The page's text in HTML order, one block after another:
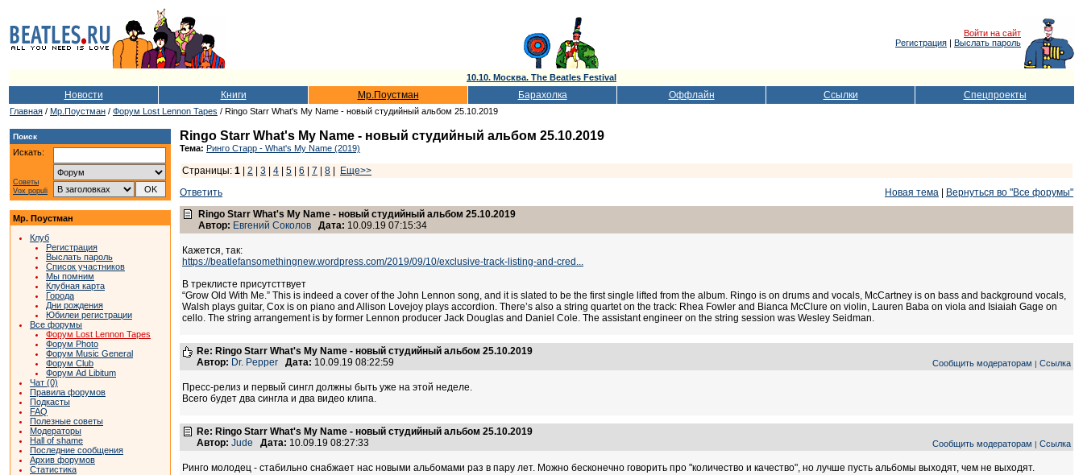
Войти на сайт
Регистрация | Выслать пароль
10.10. Москва. The Beatles Festival
Новости Книги Мр.Поустман Барахолка Оффлайн Ссылки Спецпроекты
Главная / Мр.Поустман / Форум Lost Lennon Tapes / Ringo Starr What's My Name - новый студийный альбом 25.10.2019
Поиск
Искать:
Советы
Vox populi
Мр. Поустман
Клуб
Регистрация
Выслать пароль
Список участников
Мы помним
Клубная карта
Города
Дни рождения
Юбилеи регистрации
Все форумы
Форум Lost Lennon Tapes
Форум Photo
Форум Music General
Форум Club
Форум Ad Libitum
Чат (0)
Правила форумов
Подкасты
FAQ
Полезные советы
Модераторы
Hall of shame
Последние сообщения
Архив форумов
Статистика
Ringo Starr What's My Name - новый студийный альбом 25.10.2019
Тема: Ринго Старр - What's My Name (2019)
Страницы: 1 2 3 4 5 6 7 8
Еще>>
Ответить
Новая тема
Вернуться во "Все форумы"
Ringo Starr What's My Name - новый студийный альбом 25.10.2019
Автор: Евгений Соколов Дата: 10.09.19 07:15:34
Кажется, так:
https://beatlefansomethingnew.wordpress.com/2019/09/10/exclusive-track-listing-and-cred...
В треклисте присутсттвует
“Grow Old With Me.” This is indeed a cover of the John Lennon song, and it is slated to be the first single lifted from the album. Ringo is on drums and vocals, McCartney is on bass and background vocals,
Walsh plays guitar, Cox is on piano and Allison Lovejoy plays accordion. There’s also a string quartet on the track: Rhea Fowler and Bianca McClure on violin, Lauren Baba on viola and Isiaiah Gage on
cello. The string arrangement is by former Lennon producer Jack Douglas and Daniel Cole. The assistant engineer on the string session was Wesley Seidman.
Re: Ringo Starr What's My Name - новый студийный альбом 25.10.2019
Автор: Dr. Pepper Дата: 10.09.19 08:22:59 Сообщить модераторам | Ссылка
Пресс-релиз и первый сингл должны быть уже на этой неделе.
Всего будет два сингла и два видео клипа.
Re: Ringo Starr What's My Name - новый студийный альбом 25.10.2019
Автор: Jude Дата: 10.09.19 08:27:33 Сообщить модераторам | Ссылка
Ринго молодец - стабильно снабжает нас новыми альбомами раз в пару лет. Можно бесконечно говорить про "количество и качество", но лучше пусть альбомы выходят, чем не выходят.